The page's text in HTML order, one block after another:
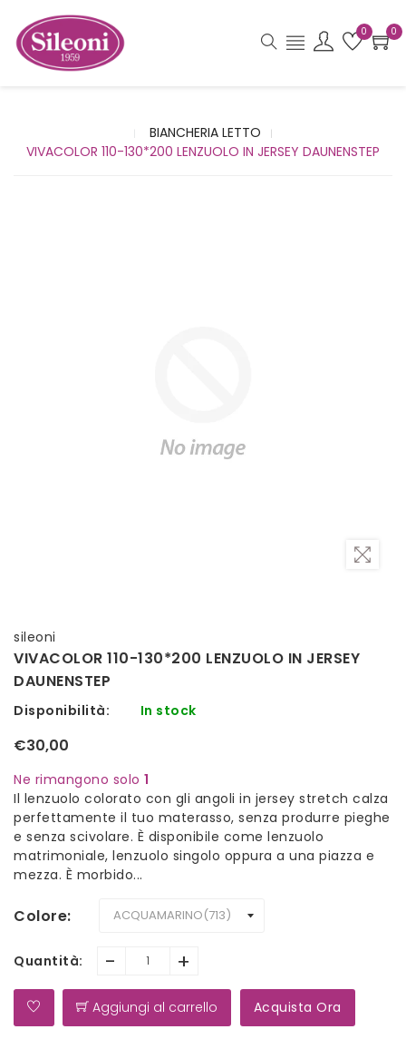
0 0
BIANCHERIA LETTO
VIVACOLOR 110-130*200 LENZUOLO IN JERSEY DAUNENSTEP
sileoni
VIVACOLOR 110-130*200 LENZUOLO IN JERSEY
DAUNENSTEP
Disponibilità: In stock
€30,00
Ne rimangono solo 1
Il lenzuolo colorato con gli angoli in jersey stretch calza
perfettamente il tuo materasso, senza produrre pieghe
e senza scivolare. È disponibile come lenzuolo
matrimoniale, lenzuolo singolo oppura a una piazza e
mezza. È morbido...
Colore
Quantità: - +
Aggiungi al carrello Acquista Ora